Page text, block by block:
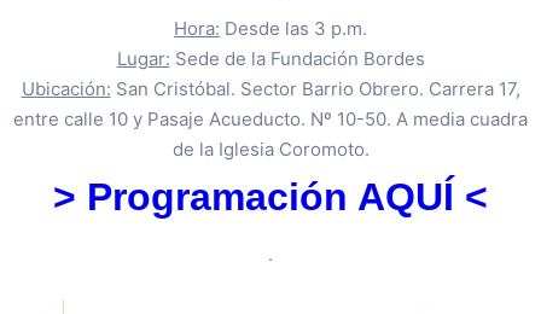
Hora: Desde las 3 p.m.
Lugar: Sede de la Fundación Bordes
Ubicación: San Cristóbal. Sector Barrio Obrero. Carrera 17,
entre calle 10 y Pasaje Acueducto. Nº 10-50. A media cuadra
de la Iglesia Coromoto.
> Programación AQUÍ <
.